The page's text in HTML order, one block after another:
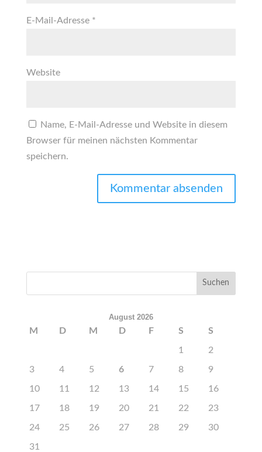
E-Mail-Adresse *
Website
Name, E-Mail-Adresse und Website in diesem
Browser für meinen nächsten Kommentar
speichern.
August 2026
M D M D F S S
1 2
3 4 5 6 7 8 9
10 11 12 13 14 15 16
17 18 19 20 21 22 23
24 25 26 27 28 29 30
31